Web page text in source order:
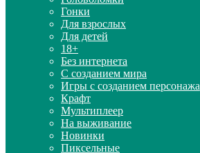
Гонки
Для взрослых
Для детей
18+
Без интернета
С созданием мира
Игры с созданием персонажа
Крафт
Мультиплеер
На выживание
Новинки
Пиксельные